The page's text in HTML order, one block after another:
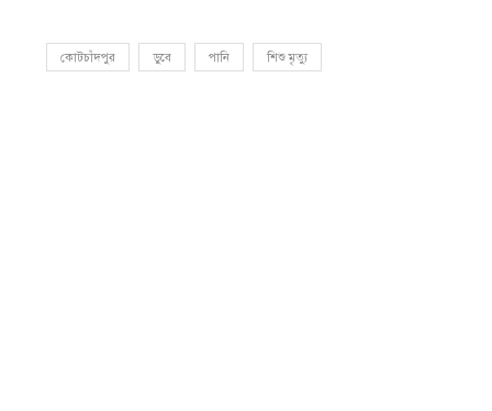
কোটচাঁদপুর ডুবে পানি শিশু মৃত্যু